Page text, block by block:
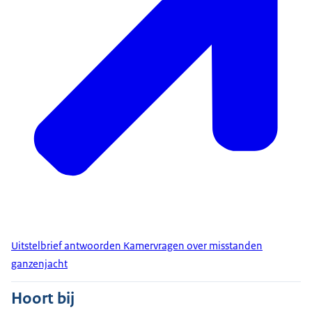
Uitstelbrief antwoorden Kamervragen over misstanden
ganzenjacht
Hoort bij